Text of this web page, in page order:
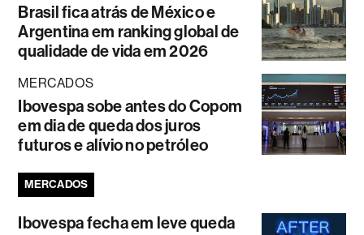
Brasil fica atrás de México e
Argentina em ranking global de
qualidade de vida em 2026
MERCADOS
Ibovespa sobe antes do Copom
em dia de queda dos juros
futuros e alívio no petróleo
MERCADOS
Ibovespa fecha em leve queda